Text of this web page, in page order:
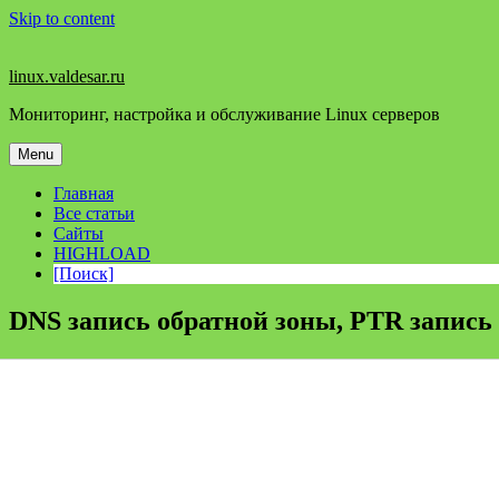
Skip to content
linux.valdesar.ru
Мониторинг, настройка и обслуживание Linux серверов
Menu
Главная
Все статьи
Сайты
HIGHLOAD
[Поиск]
DNS запись обратной зоны, PTR запись